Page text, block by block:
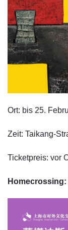
Ort: bis 25.
Zeit: Taikang-
Ticketpreis: vor